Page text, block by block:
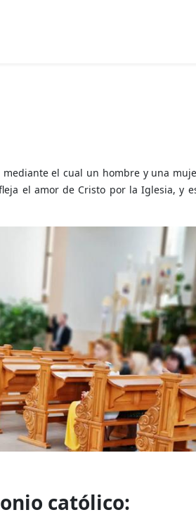
el cual un hombre y una
el amor de Cristo por la Iglesia, y
católico: